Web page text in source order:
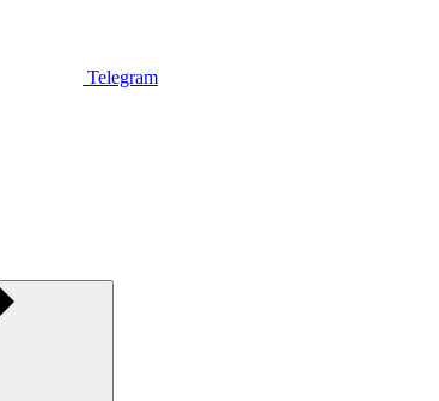
Telegram